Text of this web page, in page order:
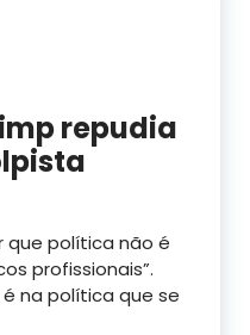
repudia
que política não é
profissionais”.
na política que se